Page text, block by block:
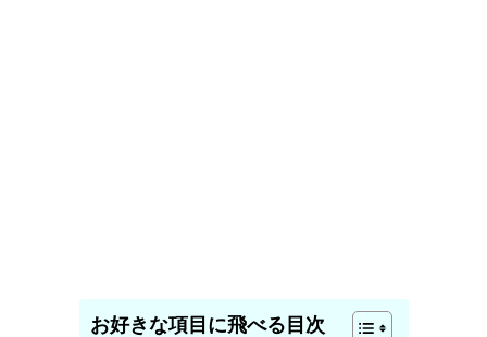
お好きな項目に飛べる目次